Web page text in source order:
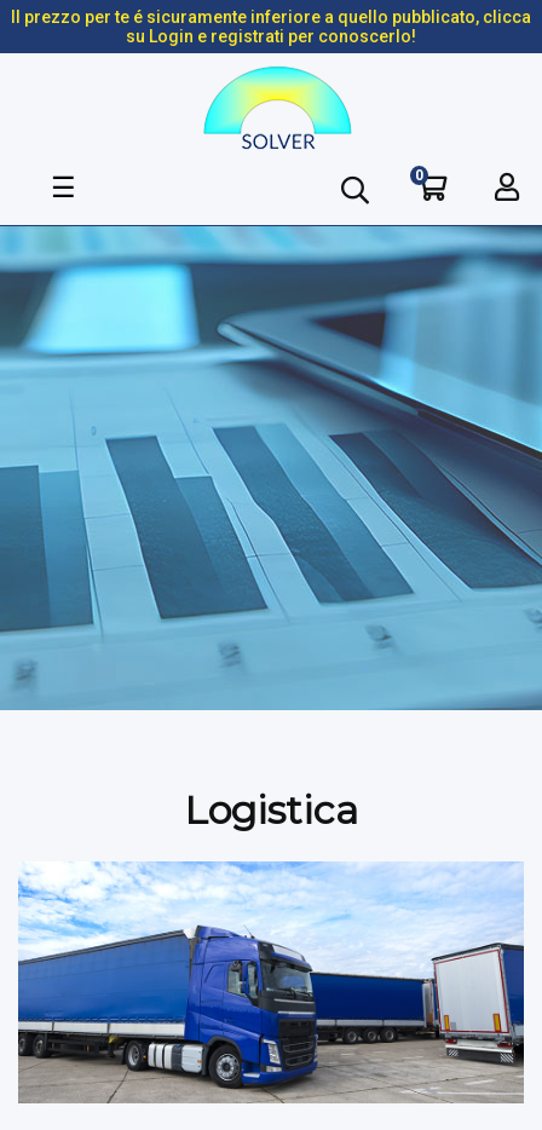
Il prezzo per te é sicuramente inferiore a quello pubblicato, clicca
su Login e registrati per conoscerlo!
navigazione
☰ 0
Logistica